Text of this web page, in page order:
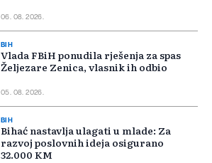
06. 08. 2026.
BIH
Vlada FBiH ponudila rješenja za spas
Željezare Zenica, vlasnik ih odbio
05. 08. 2026.
BIH
Bihać nastavlja ulagati u mlade: Za
razvoj poslovnih ideja osigurano
32.000 KM